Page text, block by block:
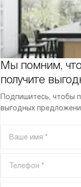
Мы помним,
получите
Подпишитесь, чтобы
выгодных